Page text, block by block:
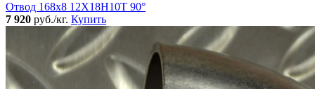
Отвод 168х8 12Х18Н10Т 90°
7 920 руб./кг. Купить